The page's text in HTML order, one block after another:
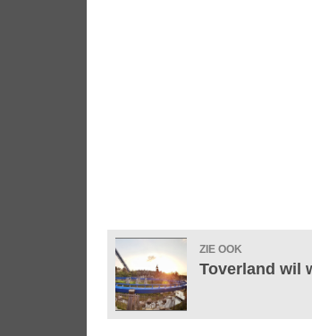
ZIE OOK
Toverland wil